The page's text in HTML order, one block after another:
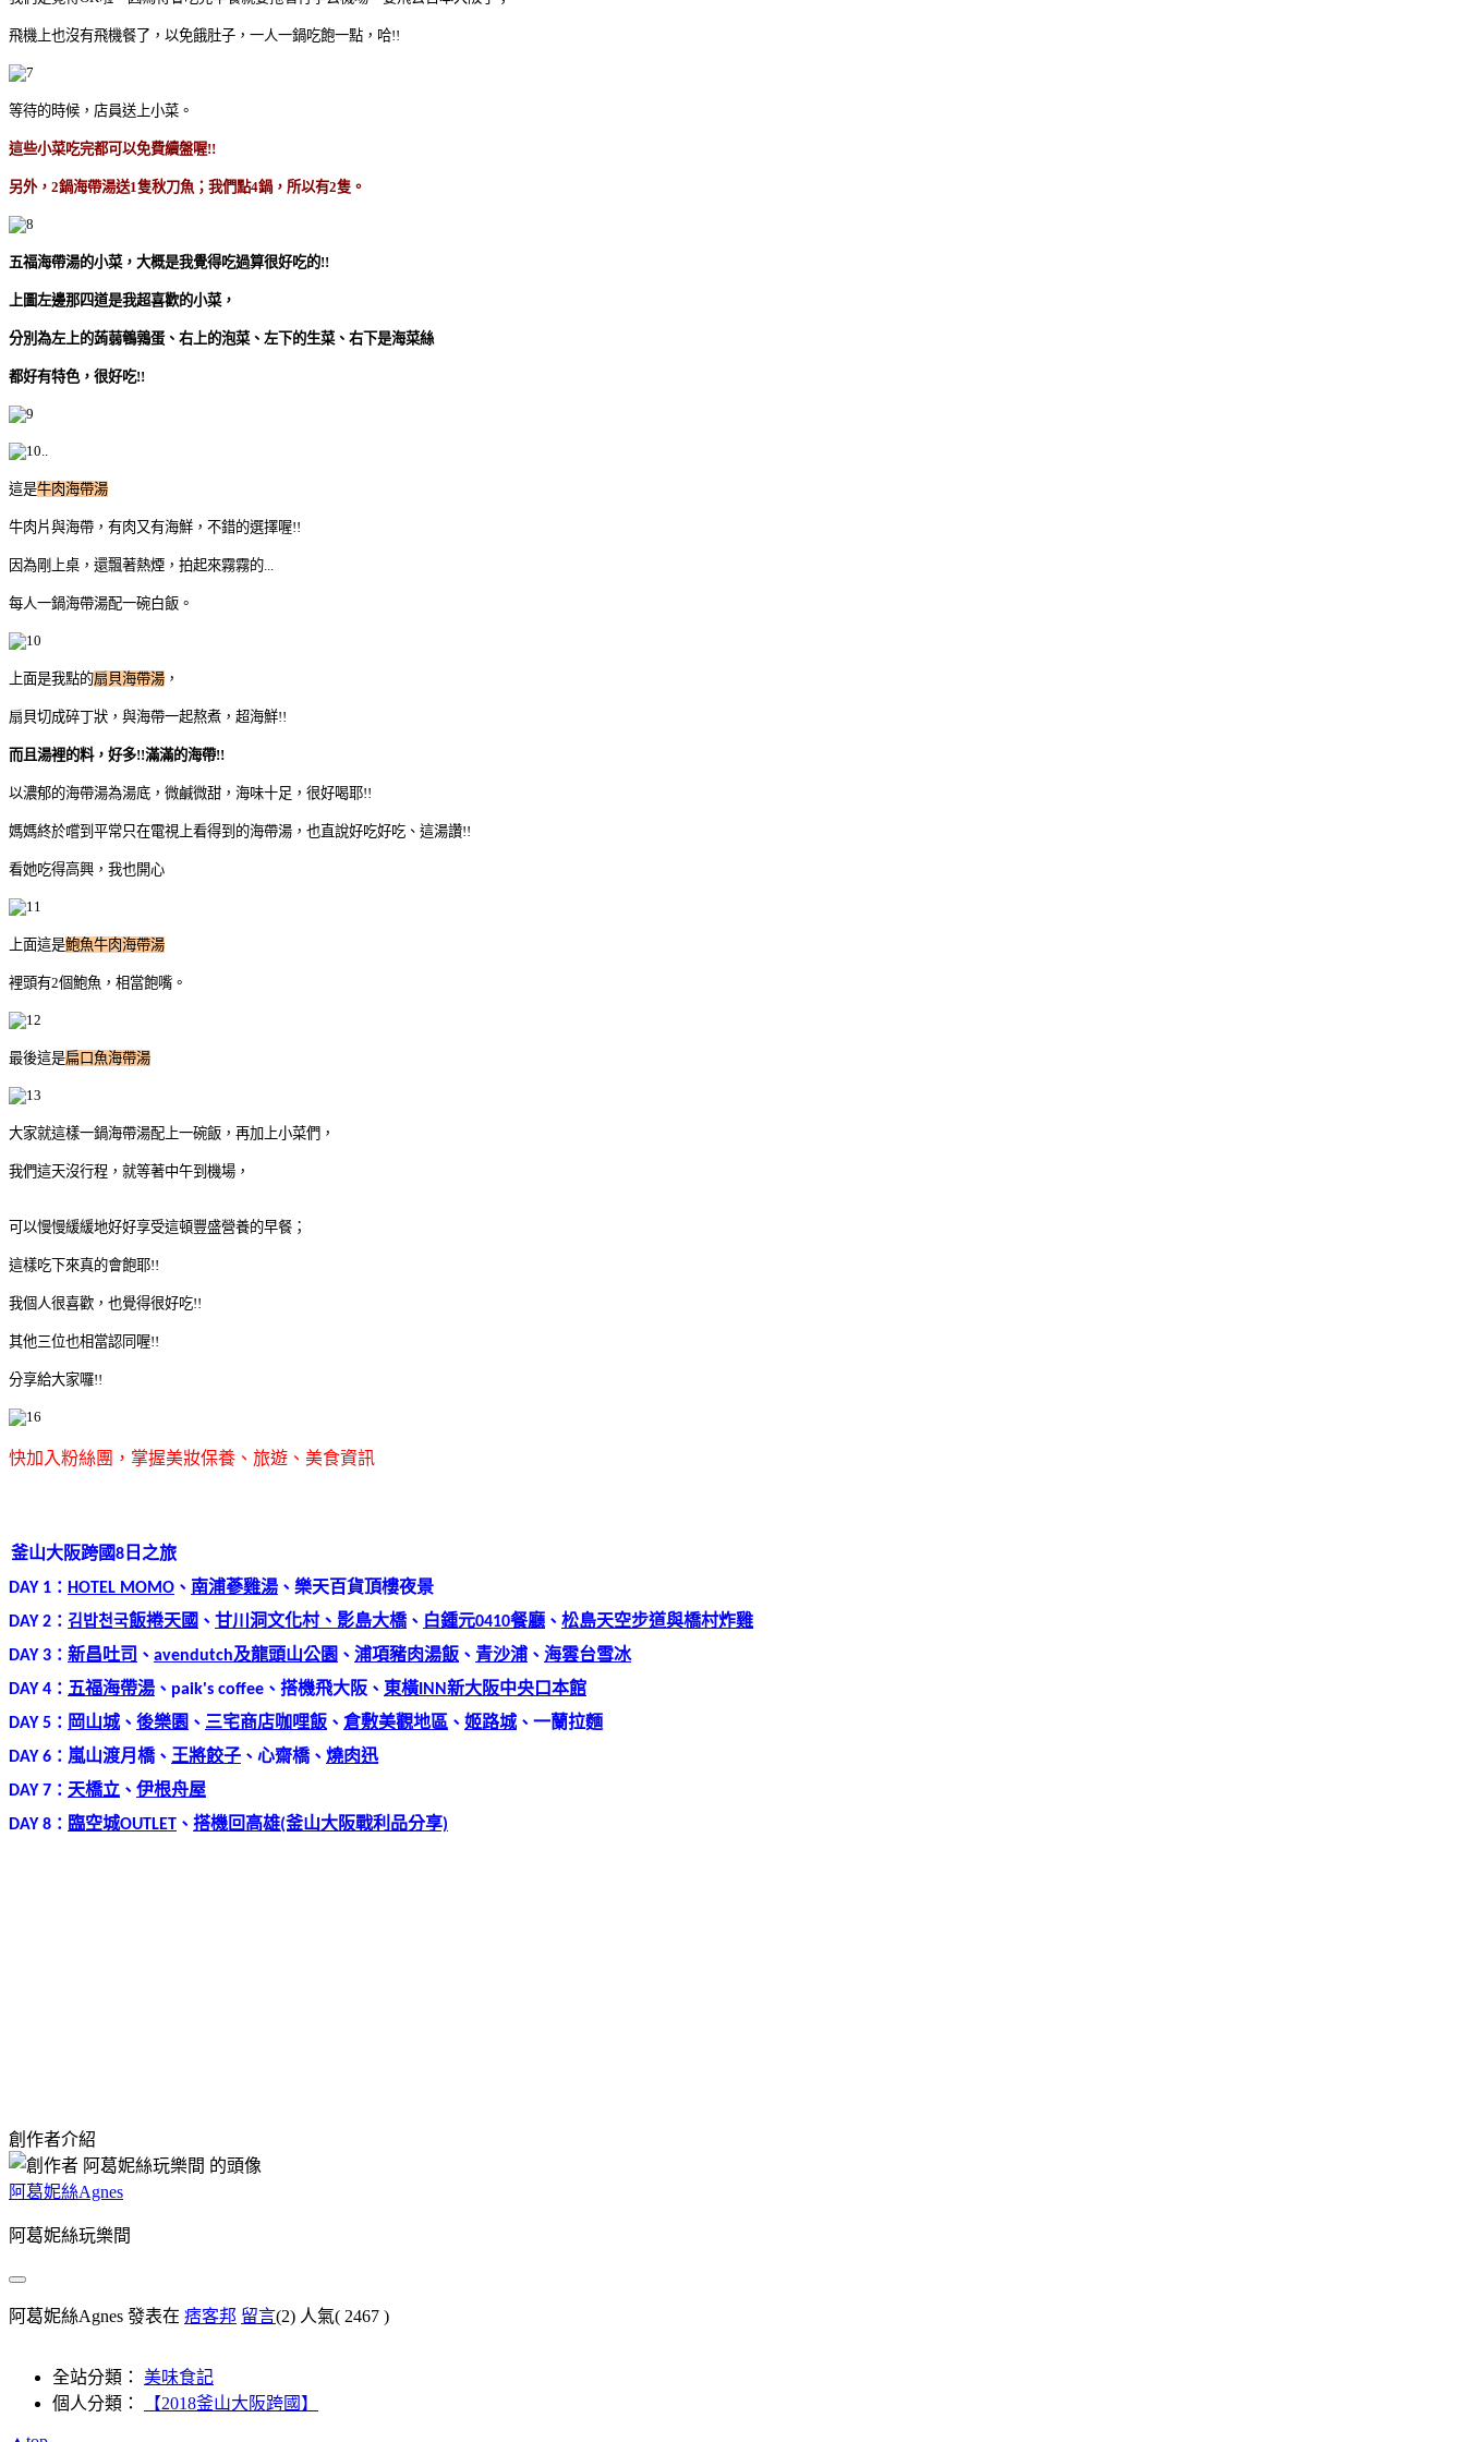
飛機上也沒有飛機餐了，以免餓肚子，一人一鍋吃飽一點，哈!!
等待的時候，店員送上小菜。
這些小菜吃完都可以免費續盤喔!!
另外，2鍋海帶湯送1隻秋刀魚；我們點4鍋，所以有2隻。
五福海帶湯的小菜，大概是我覺得吃過算很好吃的!!
上圖左邊那四道是我超喜歡的小菜，
分別為左上的蒟蒻鵪鶉蛋、右上的泡菜、左下的生菜、右下是海菜絲
都好有特色，很好吃!!
這是牛肉海帶湯
牛肉片與海帶，有肉又有海鮮，不錯的選擇喔!!
因為剛上桌，還飄著熱煙，拍起來霧霧的...
每人一鍋海帶湯配一碗白飯。
上面是我點的扇貝海帶湯 ，
扇貝切成碎丁狀，與海帶一起熬煮，超海鮮!!
而且湯裡的料，好多!!滿滿的海帶!!
以濃郁的海帶湯為湯底，微鹹微甜，海味十足，很好喝耶!!
媽媽終於嚐到平常只在電視上看得到的海帶湯，也直說好吃好吃、這湯讚!!
看她吃得高興，我也開心
上面這是鮑魚牛肉海帶湯
裡頭有2個鮑魚，相當飽嘴。
最後這是扁口魚海帶湯
大家就這樣一鍋海帶湯配上一碗飯，再加上小菜們，
我們這天沒行程，就等著中午到機場，
可以慢慢緩緩地好好享受這頓豐盛營養的早餐；
這樣吃下來真的會飽耶!!
我個人很喜歡，也覺得很好吃!!
其他三位也相當認同喔!!
分享給大家囉!!
快加入粉絲團，掌握美妝保養、旅遊、美食資訊
釜山大阪跨國8日之旅
DAY 1 ： HOTEL MOMO 、 南浦蔘雞湯 、 樂天百貨頂樓夜景
DAY 2 ： 김밥천국飯捲天國 、 甘川洞文化村、影島大橋、 白鍾元0410餐廳 、 松島天空步道與橋村炸雞
DAY 3 ： 新昌吐司 、 avendutch及龍頭山公園 、 浦項豬肉湯飯 、 青沙浦 、 海雲台雪冰
DAY 4 ： 五福海帶湯 、 paik's coffee 、 搭機飛大阪 、 東橫INN新大阪中央口本館
DAY 5 ： 岡山城、 後樂園 、 三宅商店咖哩飯 、 倉敷美觀地區 、 姬路城、 一蘭拉麵
DAY 6 ： 嵐山渡月橋、 王將餃子 、 心齋橋、 燒肉迅
DAY 7 ： 天橋立 、 伊根舟屋
DAY 8 ： 臨空城OUTLET 、 搭機回高雄(釜山大阪戰利品分享)
創作者介紹
阿葛妮絲Agnes
阿葛妮絲玩樂間
阿葛妮絲Agnes 發表在 痞客邦 留言(2) 人氣( 2467 )
全站分類： 美味食記
個人分類：
【2018釜山大阪跨國】